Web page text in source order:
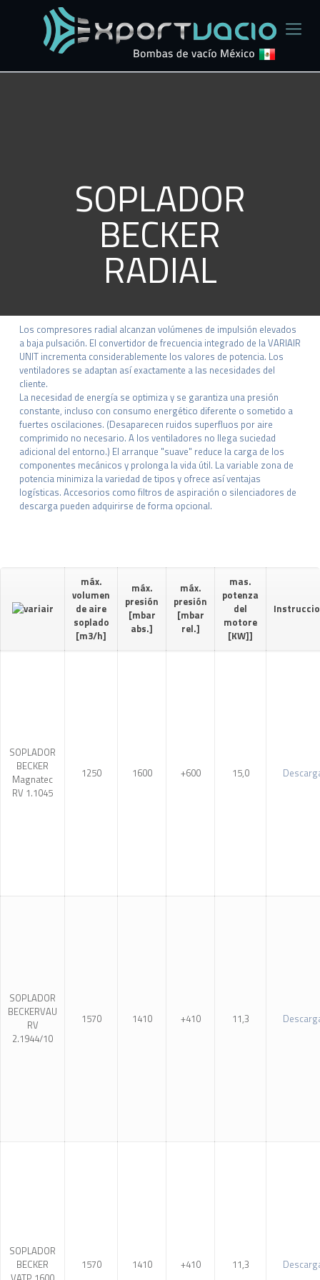
SOPLADOR
BECKER
RADIAL
Los compresores radial alcanzan volúmenes de impulsión elevados
a baja pulsación. El convertidor de frecuencia integrado de la VARIAIR
UNIT incrementa considerablemente los valores de potencia. Los
ventiladores se adaptan así exactamente a las necesidades del
cliente.
La necesidad de energía se optimiza y se garantiza una presión
constante, incluso con consumo energético diferente o sometido a
fuertes oscilaciones. (Desaparecen ruidos superfluos por aire
comprimido no necesario. A los ventiladores no llega suciedad
adicional del entorno.) El arranque "suave" reduce la carga de los
componentes mecánicos y prolonga la vida útil. La variable zona de
potencia minimiza la variedad de tipos y ofrece así ventajas
logísticas. Accesorios como filtros de aspiración o silenciadores de
descarga pueden adquirirse de forma opcional.
máx.
volumen
de aire
soplado
[m3/h]
máx.
presión
[mbar
abs.]
máx.
presión
[mbar
rel.]
mas.
potenza
del
motore
[KW]]
SOPLADOR
BECKER
Magnatec
RV 1.1045
1250 1600 +600 15,0
SOPLADOR
BECKERVAU
RV
2.1944/10
1570 1410 +410 11,3
SOPLADOR
BECKER
1570 1410 +410 11,3